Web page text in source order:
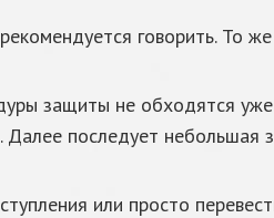
говорить. То
защиты не обходятся
. Далее последует небольшая
или просто